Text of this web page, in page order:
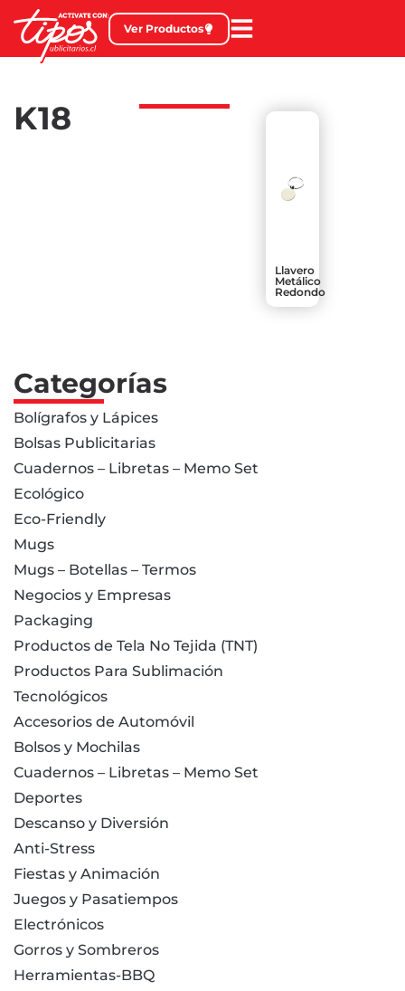
Ver Productos
K18
Llavero
Metálico
Redondo
Categorías
Bolígrafos y Lápices
Bolsas Publicitarias
Cuadernos – Libretas – Memo Set
Ecológico
Eco-Friendly
Mugs
Mugs – Botellas – Termos
Negocios y Empresas
Packaging
Productos de Tela No Tejida (TNT)
Productos Para Sublimación
Tecnológicos
Accesorios de Automóvil
Bolsos y Mochilas
Cuadernos – Libretas – Memo Set
Deportes
Descanso y Diversión
Anti-Stress
Fiestas y Animación
Juegos y Pasatiempos
Electrónicos
Gorros y Sombreros
Herramientas-BBQ